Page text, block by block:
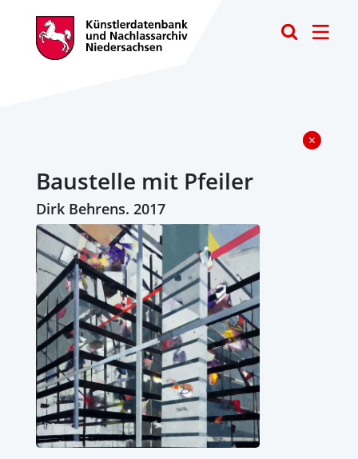
Baustelle mit Pfeiler
Dirk Behrens. 2017